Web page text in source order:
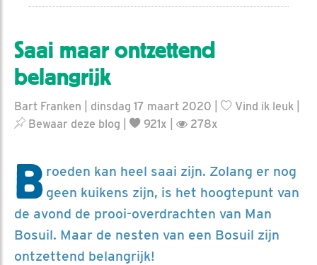
Saai maar ontzettend
belangrijk
Bart Franken | dinsdag 17 maart 2020 | Vind ik leuk
Bewaar deze blog
921x | 278x
B roeden kan heel saai zijn. Zolang er nog
geen kuikens zijn, is het hoogtepunt van
de avond de prooi-overdrachten van Man
Bosuil. Maar de nesten van een Bosuil zijn
ontzettend belangrijk!